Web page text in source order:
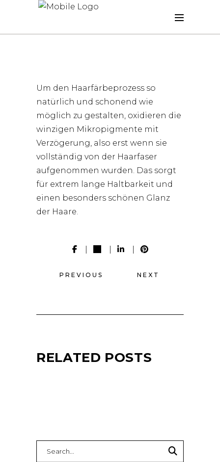
Um den Haarfärbeprozess so
natürlich und schonend wie
möglich zu gestalten, oxidieren die
winzigen Mikropigmente mit
Verzögerung, also erst wenn sie
vollständig von der Haarfaser
aufgenommen wurden. Das sorgt
für extrem lange Haltbarkeit und
einen besonders schönen Glanz
der Haare.
PREVIOUS NEXT
RELATED POSTS
for: